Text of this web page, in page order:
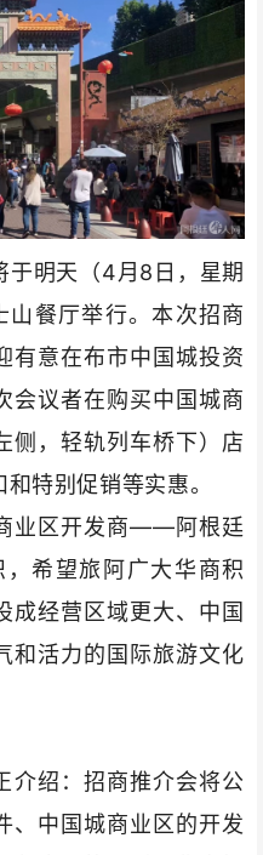
于明天（4月8日，星期
餐厅举行。本次招商
有意在布市中国城投资
会议者在购买中国城商
侧，轻轨列车桥下）店
特别促销等实惠。
业区开发商——阿根廷
希望旅阿广大华商积
成经营区域更大、中国
和活力的国际旅游文化
绍：招商推介会将公
、中国城商业区的开发